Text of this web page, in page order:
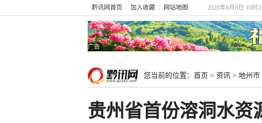
黔讯网首页 加入收藏 网站地图 2026年8月8日 10时
广告
您当前的位置： 首页 > 资讯 > 地州市
贵州省首份溶洞水资